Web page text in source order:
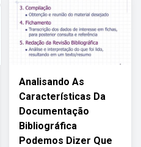
Analisando As
Características Da
Documentação
Bibliográfica
Podemos Dizer Que